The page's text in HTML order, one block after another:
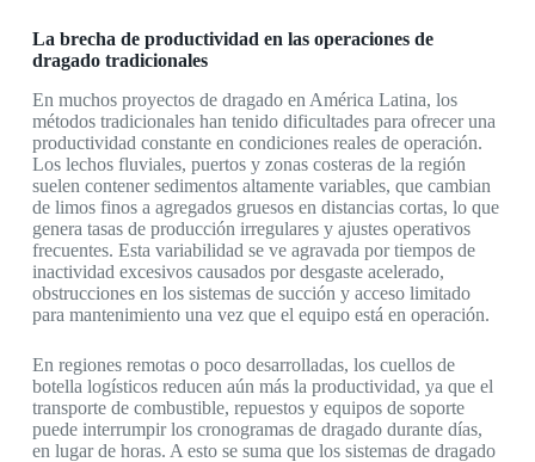
La brecha de productividad en las operaciones de
dragado tradicionales
En muchos proyectos de dragado en América Latina, los
métodos tradicionales han tenido dificultades para ofrecer una
productividad constante en condiciones reales de operación.
Los lechos fluviales, puertos y zonas costeras de la región
suelen contener sedimentos altamente variables, que cambian
de limos finos a agregados gruesos en distancias cortas, lo que
genera tasas de producción irregulares y ajustes operativos
frecuentes. Esta variabilidad se ve agravada por tiempos de
inactividad excesivos causados por desgaste acelerado,
obstrucciones en los sistemas de succión y acceso limitado
para mantenimiento una vez que el equipo está en operación.
En regiones remotas o poco desarrolladas, los cuellos de
botella logísticos reducen aún más la productividad, ya que el
transporte de combustible, repuestos y equipos de soporte
puede interrumpir los cronogramas de dragado durante días,
en lugar de horas. A esto se suma que los sistemas de dragado